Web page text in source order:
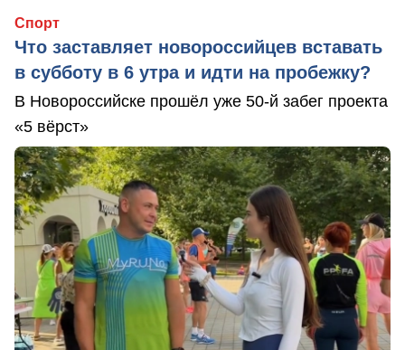
Спорт
Что заставляет новороссийцев вставать
в субботу в 6 утра и идти на пробежку?
В Новороссийске прошёл уже 50-й забег проекта
«5 вёрст»